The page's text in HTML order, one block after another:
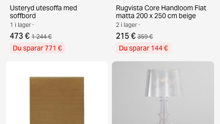
Usteryd utesoffa med
soffbord
1 i lager ·
473 € 1 244 €
Du sparar 771 €
Rugvista Core Handloom Flat
matta 200 x 250 cm beige
2 i lager ·
215 € 359 €
Du sparar 144 €